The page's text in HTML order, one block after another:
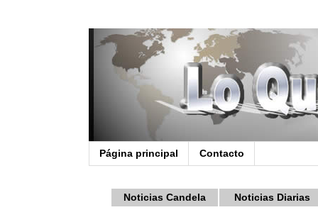
Página principal Contacto
Noticias Candela Noticias Diarias